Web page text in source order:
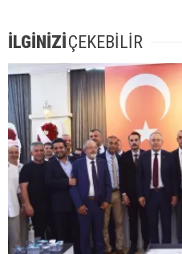
İLGİNİZİÇEKEBİLİR